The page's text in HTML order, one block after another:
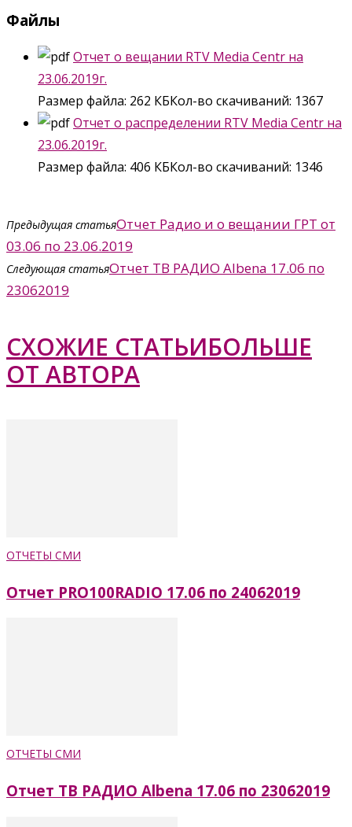
Файлы
Отчет о вещании RTV Media Centr на
23.06.2019г.
Размер файла: 262 КБКол-во скачиваний: 1367
Отчет о распределении RTV Media Centr на
23.06.2019г.
Размер файла: 406 КБКол-во скачиваний: 1346
Предыдущая статьяОтчет Радио и о вещании ГРТ от
03.06 по 23.06.2019
Следующая статьяОтчет ТВ РАДИО Albena 17.06 по
23062019
СХОЖИЕ СТАТЬИБОЛЬШЕ
ОТ АВТОРА
ОТЧЕТЫ СМИ
Отчет PRO100RADIO 17.06 по 24062019
ОТЧЕТЫ СМИ
Отчет ТВ РАДИО Albena 17.06 по 23062019